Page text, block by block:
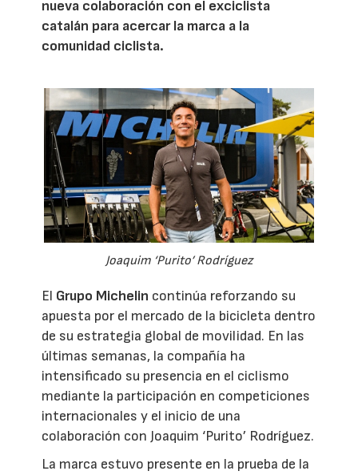
nueva colaboración con el exciclista
catalán para acercar la marca a la
comunidad ciclista.
Joaquim ‘Purito’ Rodríguez
El Grupo Michelin continúa reforzando su
apuesta por el mercado de la bicicleta dentro
de su estrategia global de movilidad. En las
últimas semanas, la compañía ha
intensificado su presencia en el ciclismo
mediante la participación en competiciones
internacionales y el inicio de una
colaboración con Joaquim ‘Purito’ Rodríguez.
La marca estuvo presente en la prueba de la